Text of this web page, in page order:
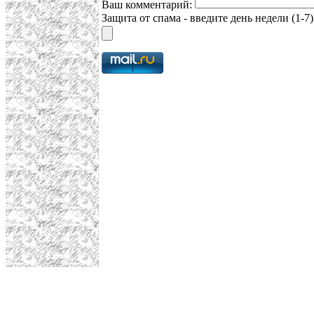
Ваш комментарий:
Защита от спама - введите день недели (1-